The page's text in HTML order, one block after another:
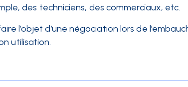
des techniciens, des commerciaux, etc.
l’objet d’une négociation lors de
utilisation.